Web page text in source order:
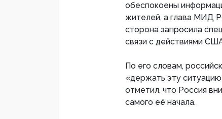
обеспокоены
жителей, а глава МИД
сторона запросила
связи с действиями
По его словам,
«держать эту
отметил, что Россия
самого её начала.